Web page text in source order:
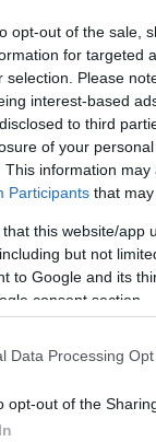
opt-out of the sale,
for targeted
selection. Please
interest-based
to third
of your
This information
Participants that
that this website/app
but not
to Google and its
consent section.
Data Processing
opt-out of the
egész
a „carpatī”
koreai